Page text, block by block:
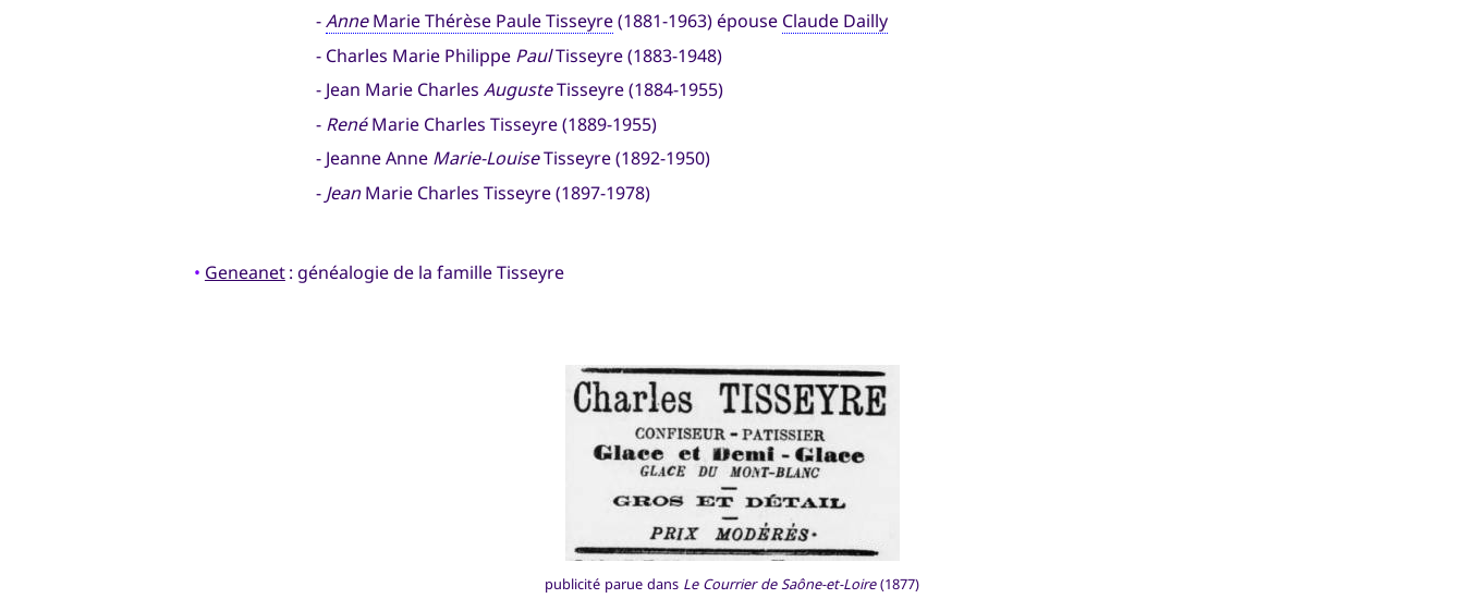
-AnneMarie Thérèse Paule Tisseyre(1881-1963) épouse Claude Dailly
- Charles Marie Philippe PaulTisseyre (1883-1948)
- Jean Marie Charles AugusteTisseyre (1884-1955)
- RenéMarie Charles Tisseyre (1889-1955)
- Jeanne Anne Marie-LouiseTisseyre (1892-1950)
- JeanMarie Charles Tisseyre (1897-1978)
• Geneanet: généalogie de la famille Tisseyre
publicité parue dans Le Courrier de Saône-et-Loire(1877)